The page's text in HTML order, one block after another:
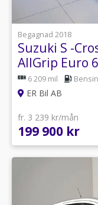
Begagnad 2018
Suzuki S -
AllGrip Euro 6
6 209 mil Bensin
ER Bil AB
fr. 3 239 kr/mån
199 900 kr